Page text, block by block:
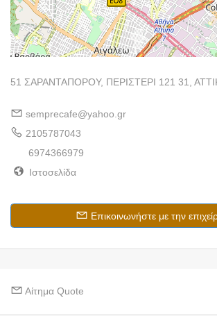
51 ΣΑΡΑΝΤΑΠΟΡΟΥ, ΠΕΡΙΣΤΕΡΙ 121 31,
semprecafe@yahoo.gr
2105787043
6974366979
Ιστοσελίδα
Επικοινωνήστε με την
Αίτημα Quote